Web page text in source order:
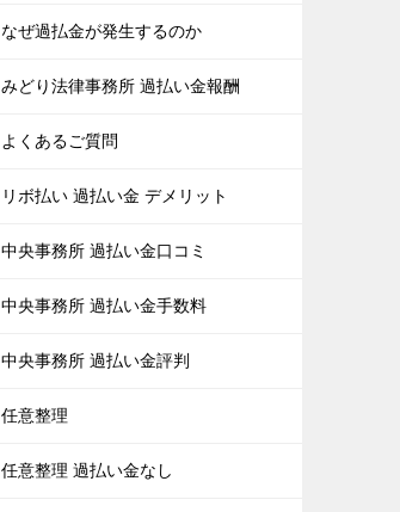
なぜ過払金が発生するのか
みどり法律事務所 過払い金報酬
よくあるご質問
リボ払い 過払い金 デメリット
中央事務所 過払い金口コミ
中央事務所 過払い金手数料
中央事務所 過払い金評判
任意整理
任意整理 過払い金なし